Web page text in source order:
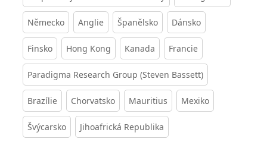
Německo Anglie Španělsko Dánsko
Finsko Hong Kong Kanada Francie
Paradigma Research Group (Steven Bassett)
Brazílie Chorvatsko Mauritius Mexiko
Švýcarsko Jihoafrická Republika